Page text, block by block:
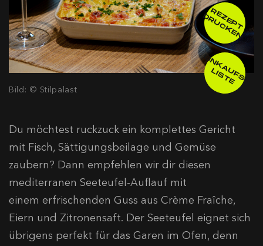
Bild: © Stilpalast
R
E
Z
E
P
T
D
R
U
C
K
E
N
E
IN
K
A
U
F
S
-
L
IS
T
E
Du möchtest ruckzuck ein komplettes Gericht
mit Fisch, Sättigungsbeilage und Gemüse
zaubern? Dann empfehlen wir dir diesen
mediterranen Seeteufel-Auflauf mit
einem erfrischenden Guss aus Crème Fraîche,
Eiern und Zitronensaft. Der Seeteufel eignet sich
übrigens perfekt für das Garen im Ofen, denn